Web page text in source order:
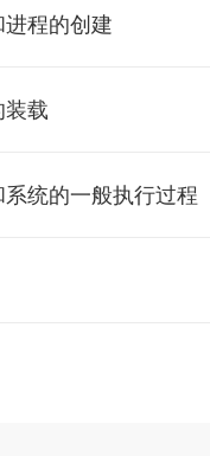
命令
程的创建
装载
件的格式
统的一般执行过程
分析